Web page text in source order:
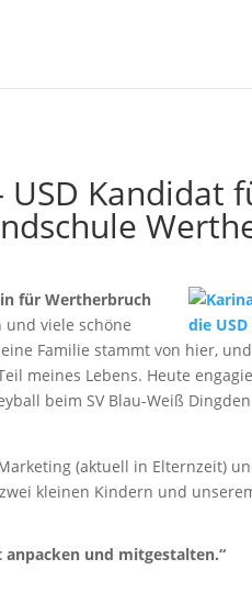
USD Kandidat
für Wertherbruch
viele schöne
Familie stammt von hier,
meines Lebens. Heute
beim SV Blau-Weiß
(aktuell in Elternzeit)
kleinen Kindern und
und mitgestalten.“